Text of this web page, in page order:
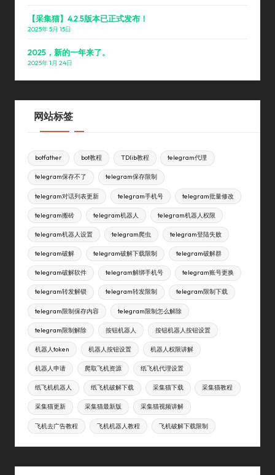
【采集猫】4.2.5版本已正式发布！
2025年 5月 15日
2025，新的一年来了。
2025年 1月 24日
网站标签
botfather bot教程 TDlib教程 telegram代理
telegram保存不了 telegram保存限制
telegram对话列表更新 telegram手机号 telegram批量修改
telegram搬砖 telegram机器人 telegram机器人权限
telegram机器人设置 telegram爬虫 telegram登陆失败
telegram破解 telegram破解下载限制 telegram破解群
telegram破解软件 telegram解绑手机号 telegram账号更换
telegram转发解锁 telegram转发限制 telegram限制下载
telegram限制保存内容 telegram限制怎么解除
telegram限制解除 按钮机器人 按钮机器人按钮设置
机器人token 机器人按钮设置 机器人权限讲解
机器人申请 爬取飞机资源 纸飞机代理设置
纸飞机机器人 纸飞机破解下载 采集猫下载 采集猫教程
采集猫更新 采集猫最新版 采集猫视频讲解
飞机去广告教程 飞机机器人教程 飞机破解下载限制